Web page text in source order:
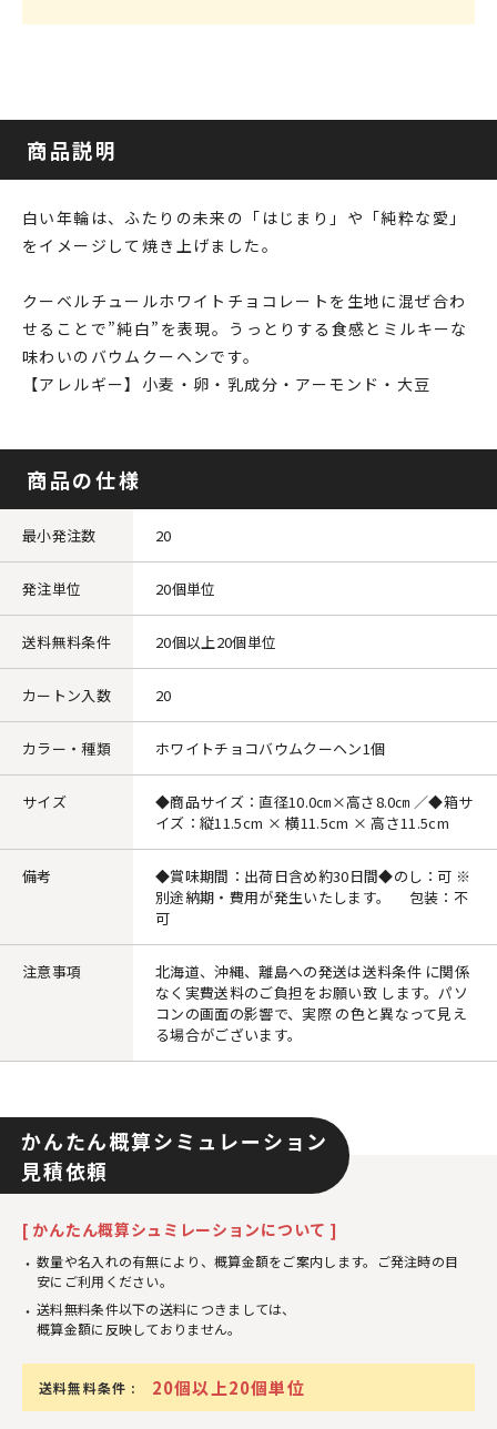
商品説明
白い年輪は、ふたりの未来の「はじまり」や「純粋な愛」
をイメージして焼き上げました。
クーベルチュールホワイトチョコレートを生地に混ぜ合わ
せることで”純白”を表現。うっとりする食感とミルキーな
味わいのバウムクーヘンです。
【アレルギー】小麦・卵・乳成分・アーモンド・大豆
商品の仕様
最小発注数 20
発注単位 20個単位
送料無料条件 20個以上20個単位
カートン入数 20
カラー・種類 ホワイトチョコバウムクーヘン1個
サイズ
◆商品サイズ：直径10.0㎝×高さ8.0㎝ ／◆箱サ
イズ：縦11.5cm × 横11.5cm × 高さ11.5cm
備考
◆賞味期間：出荷日含め約30日間◆のし：可 ※
別途納期・費用が発生いたします。 包装：不
可
注意事項
北海道、沖縄、離島への発送は送料条件 に関係
なく実費送料のご負担をお願い致 します。パソ
コンの画面の影響で、実際 の色と異なって見え
る場合がございます。
かんたん概算シミュレーション
見積依頼
[ かんたん概算シュミレーションについて ]
数量や名入れの有無により、概算金額をご案内します。ご発注時の目
安にご利用ください。
送料無料条件以下の送料につきましては、
概算金額に反映しておりません。
送料無料条件 : 20個以上20個単位